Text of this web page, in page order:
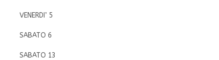
VENERDI’ 5
SABATO 6
SABATO 13